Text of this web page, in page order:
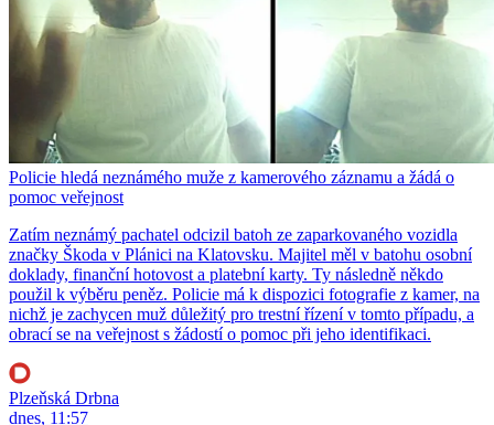
Policie hledá neznámého muže z kamerového záznamu a žádá o
pomoc veřejnost
Zatím neznámý pachatel odcizil batoh ze zaparkovaného vozidla
značky Škoda v Plánici na Klatovsku. Majitel měl v batohu osobní
doklady, finanční hotovost a platební karty. Ty následně někdo
použil k výběru peněz. Policie má k dispozici fotografie z kamer, na
nichž je zachycen muž důležitý pro trestní řízení v tomto případu, a
obrací se na veřejnost s žádostí o pomoc při jeho identifikaci.
Plzeňská Drbna
dnes, 11:57